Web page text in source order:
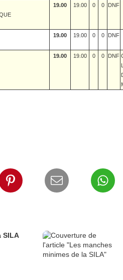
19.00 19.00 0 0 DNF
19.00 19.00 0 0 DNF
19.00 19.00 0 0 DNF
SILA